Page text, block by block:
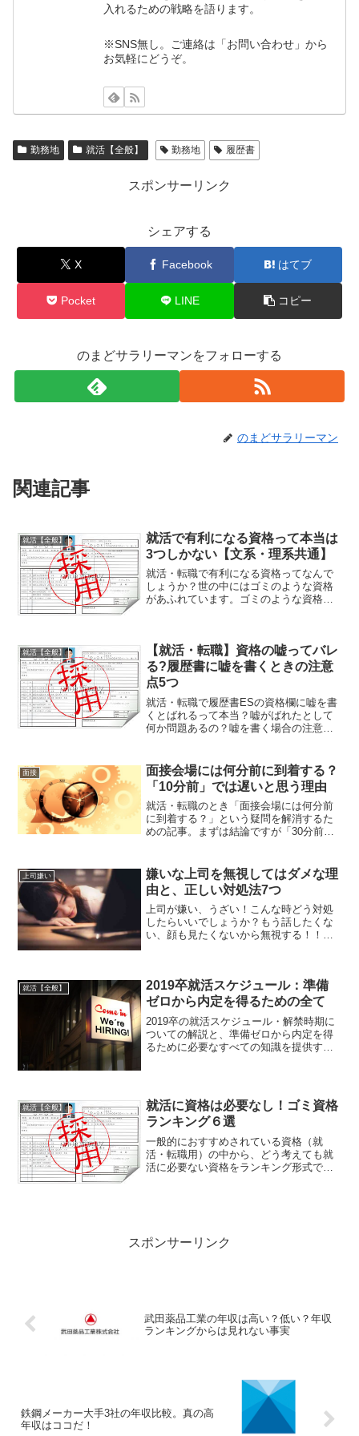
入れるための戦略を語ります。
※SNS無し。ご連絡は「お問い合わせ」から
お気軽にどうぞ。
勤務地 就活【全般】 勤務地 履歴書
スポンサーリンク
シェアする
X Facebook はてブ
Pocket LINE コピー
のまどサラリーマンをフォローする
のまどサラリーマン
関連記事
就活【全般】
就活で有利になる資格って本当は
3つしかない【文系・理系共通】
就活・転職で有利になる資格ってなんで
しょうか？世の中にはゴミのような資格
があふれています。ゴミのような資格を
（文系・理系共通）就活・...
就活【全般】
【就活・転職】資格の嘘ってバレ
る?履歴書に嘘を書くときの注意
点5つ
就活・転職で履歴書ESの資格欄に嘘を書
くとばれるって本当？嘘がばれたとして
何か問題あるの？嘘を書く場合の注意点
活・転職者の質問に答えていく記事で
す。質問：就活の履歴書ES...
面接
面接会場には何分前に到着する？
「10分前」では遅いと思う理由
就活・転職のとき「面接会場には何分前
に到着する？」という疑問を解消するた
めの記事。まずは結論ですが「30分前に
ナー。その根拠としては以下4つありま
す。 時間ピッタリの...
上司嫌い
嫌いな上司を無視してはダメな理
由と、正しい対処法7つ
上司が嫌い、うざい！こんな時どう対処
したらいいでしょうか？もう話したくな
い、顔も見たくないから無視する！！と
なぜ「上司を無視する」が...
就活【全般】
2019卒就活スケジュール：準備
ゼロから内定を得るための全て
2019卒の就活スケジュール・解禁時期に
ついての解説と、準備ゼロから内定を得
るために必要なすべての知識を提供する
日以降』・...
就活【全般】
就活に資格は必要なし！ゴミ資格
ランキング６選
一般的におすすめされている資格（就
活・転職用）の中から、どう考えても就
活に必要ない資格をランキング形式で紹
スポンサーリンク
武田薬品工業の年収は高い？低い？年収
ランキングからは見れない事実
鉄鋼メーカー大手3社の年収比較。真の高
年収はココだ！